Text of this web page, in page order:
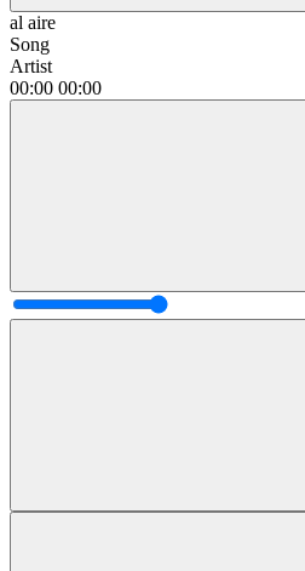
al aire
Song
Artist
00:00 00:00